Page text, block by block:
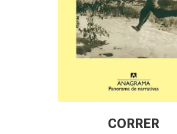
CORRER